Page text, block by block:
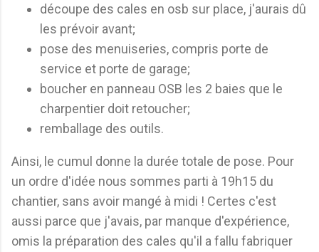
découpe des cales en osb sur place, j'aurais dû
les prévoir avant;
pose des menuiseries, compris porte de
service et porte de garage;
boucher en panneau OSB les 2 baies que le
charpentier doit retoucher;
remballage des outils.
Ainsi, le cumul donne la durée totale de pose. Pour
un ordre d'idée nous sommes parti à 19h15 du
chantier, sans avoir mangé à midi ! Certes c'est
aussi parce que j'avais, par manque d'expérience,
omis la préparation des cales qu'il a fallu fabriquer